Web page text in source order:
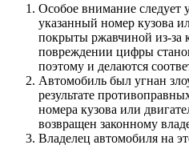
Особое внимание следует
указанный номер кузова
покрыты ржавчиной из-за
повреждении цифры
поэтому и делаются
Автомобиль был угнан
результате
номера кузова или
возвращен законному
Владелец автомобиля на